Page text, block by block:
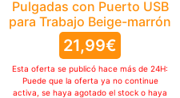
Pulgadas con Puerto USB
para Trabajo Beige-marrón
21,99€
Esta oferta se publicó hace más de 24H:
Puede que la oferta ya no continue
activa, se haya agotado el stock o haya